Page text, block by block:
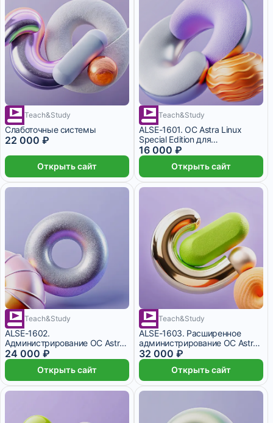
2 месяцаTeach&Study
Слаботочные системы
22 000 ₽
Открыть сайт
Teach&Study
ALSE-1601. ОС Astra Linux
Special Edition для
пользователей
16 000 ₽
Открыть сайт
Teach&Study
ALSE-1602.
Администрирование ОС Astra
Linux Special Edition
24 000 ₽
Открыть сайт
22 дняTeach&Study
ALSE-1603. Расширенное
администрирование ОС Astra
Linux Special Edition
32 000 ₽
Открыть сайт